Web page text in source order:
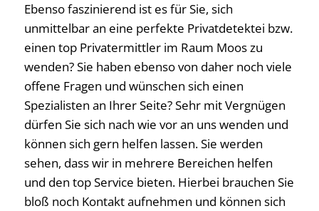
Ebenso faszinierend ist es für Sie, sich
unmittelbar an eine perfekte Privatdetektei bzw.
einen top Privatermittler im Raum Moos zu
wenden? Sie haben ebenso von daher noch viele
offene Fragen und wünschen sich einen
Spezialisten an Ihrer Seite? Sehr mit Vergnügen
dürfen Sie sich nach wie vor an uns wenden und
können sich gern helfen lassen. Sie werden
sehen, dass wir in mehrere Bereichen helfen
und den top Service bieten. Hierbei brauchen Sie
bloß noch Kontakt aufnehmen und können sich